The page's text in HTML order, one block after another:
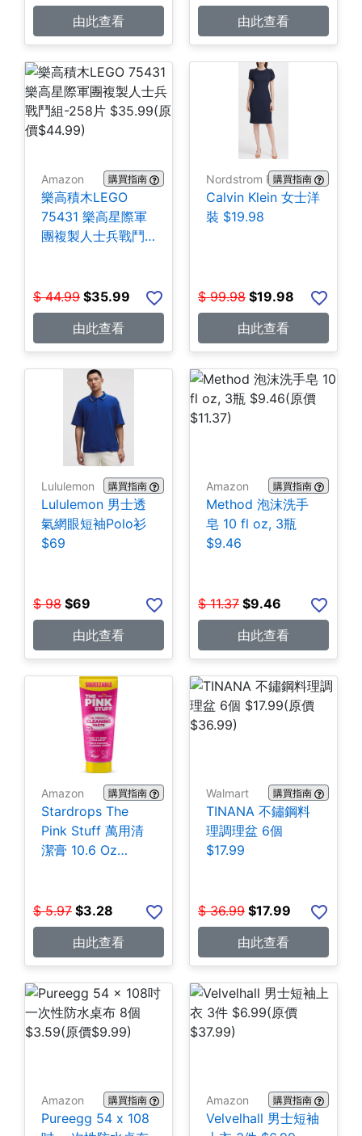
由此查看
由此查看
Amazon 購買指南
樂高積木LEGO
75431 樂高星際軍
團複製人士兵戰鬥
$ 44.99 $35.99
由此查看
Nordstrom Rack購買指南
Calvin Klein 女士洋
裝 $19.98
$ 99.98 $19.98
由此查看
Lululemon 購買指南
Lululemon 男士透
氣網眼短袖Polo衫
$69
$ 98 $69
由此查看
Amazon 購買指南
Method 泡沫洗手
皂 10 fl oz, 3瓶
$9.46
$ 11.37 $9.46
由此查看
Amazon 購買指南
Stardrops The
Pink Stuff 萬用清
潔膏 10.6 Oz
$ 5.97 $3.28
由此查看
Walmart 購買指南
TINANA 不鏽鋼料
理調理盆 6個
$17.99
$ 36.99 $17.99
由此查看
Amazon 購買指南
Pureegg 54 x 108
Amazon 購買指南
Velvelhall 男士短袖